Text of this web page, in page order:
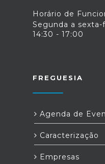
Horário de
Segunda a
14:30 - 17:00
FREGUESIA
Agenda de
Caracterização
Empresas